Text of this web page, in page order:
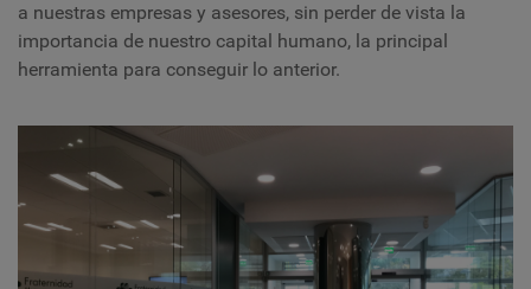
a nuestras empresas y asesores, sin perder de vista la
importancia de nuestro capital humano, la principal
herramienta para conseguir lo anterior.